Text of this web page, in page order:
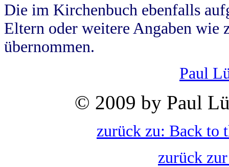
Die im Kirchenbuch ebenfalls
Eltern oder weitere Angaben wie
übernommen.
Paul
© 2009 by Paul
zurück zu: Back to
zurück